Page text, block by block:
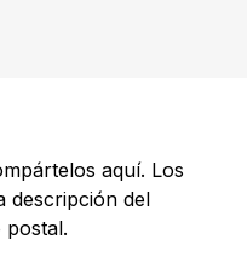
aquí. Los
descripción del
postal.